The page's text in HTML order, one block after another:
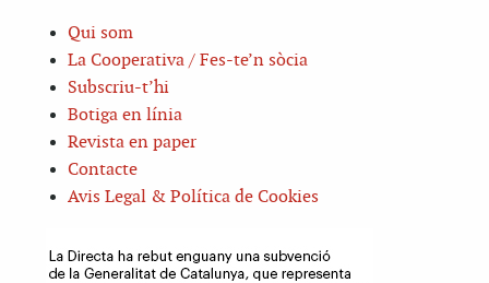
Qui som
La Cooperativa / Fes-te’n sòcia
Subscriu-t’hi
Botiga en línia
Revista en paper
Contacte
Avis Legal & Política de Cookies